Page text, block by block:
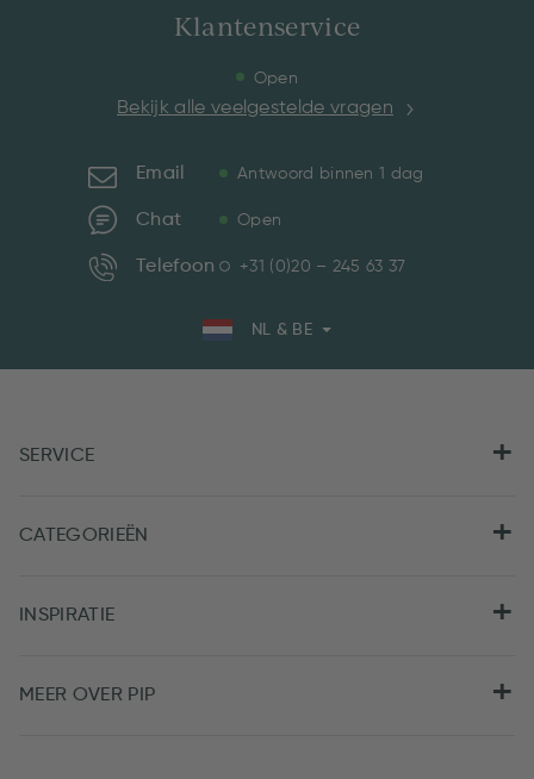
Klantenservice
Open
Bekijk alle veelgestelde vragen
Email Antwoord binnen 1 dag
Chat Open
Telefoon +31 (0)20 – 245 63 37
NL & BE
SERVICE
CATEGORIEËN
INSPIRATIE
MEER OVER PIP